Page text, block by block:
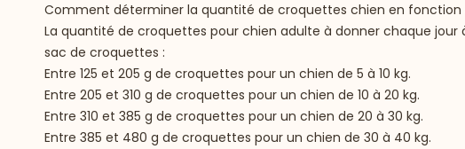
Comment déterminer la quantité de croquettes chien en fonction
La quantité de croquettes pour chien adulte à donner chaque jour
sac de croquettes :
Entre 125 et 205 g de croquettes pour un chien de 5 à 10 kg.
Entre 205 et 310 g de croquettes pour un chien de 10 à 20 kg.
Entre 310 et 385 g de croquettes pour un chien de 20 à 30 kg.
Entre 385 et 480 g de croquettes pour un chien de 30 à 40 kg.